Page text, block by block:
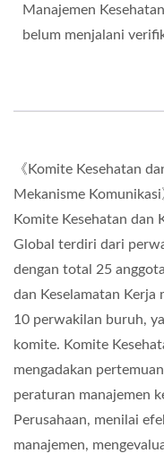
Manajemen
belum menjalani
《Komite Kesehatan
Mekanisme Komunikasi
Komite Kesehatan dan
Global terdiri dari
dengan total 25
dan Keselamatan Kerja
10 perwakilan buruh,
komite. Komite
mengadakan
peraturan manajemen
Perusahaan, menilai
manajemen,